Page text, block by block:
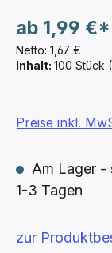
Netto: 1,67 €
ab 1,99 €*
Inhalt: 100 Stück
Preise inkl.
Am Lager -
1-3 Tagen
zur